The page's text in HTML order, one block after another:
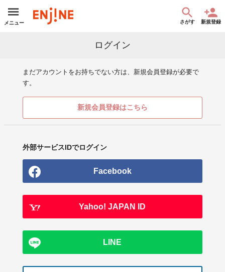
メニュー さがす 新規登録
ログイン
まだアカウントをお持ちでない方は、新規会員登録が必要で
す。
新規会員登録はこちら
外部サービスIDでログイン
Facebook
Yahoo! JAPAN ID
LINE